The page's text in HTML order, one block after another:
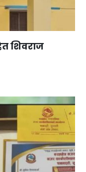
शिवराज